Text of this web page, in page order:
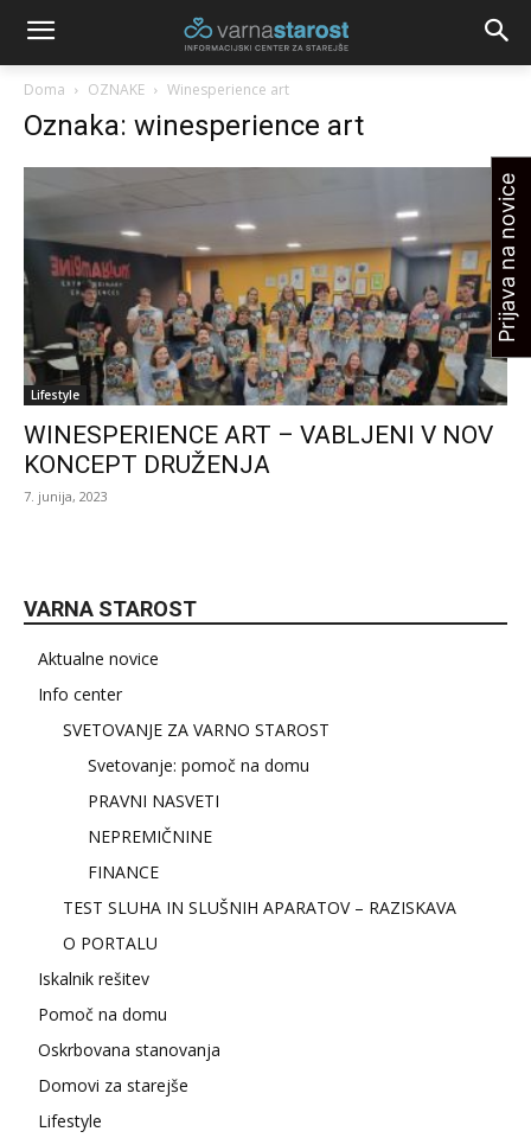
Doma OZNAKE Winesperience art
Oznaka: winesperience art
Lifestyle
WINESPERIENCE ART – VABLJENI V NOV
KONCEPT DRUŽENJA
7. junija, 2023
VARNA STAROST
Aktualne novice
Info center
SVETOVANJE ZA VARNO STAROST
Svetovanje: pomoč na domu
PRAVNI NASVETI
NEPREMIČNINE
FINANCE
TEST SLUHA IN SLUŠNIH APARATOV – RAZISKAVA
O PORTALU
Iskalnik rešitev
Pomoč na domu
Oskrbovana stanovanja
Domovi za starejše
Lifestyle
Prijava na novice